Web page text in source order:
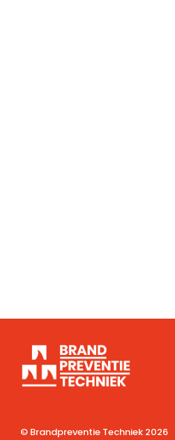
© Brandpreventie Techniek 2026